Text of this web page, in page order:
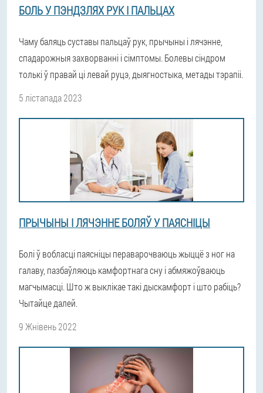
БОЛЬ У ПЭНДЗЛЯХ РУК І ПАЛЬЦАХ
Чаму баляць суставы пальцаў рук, прычыны і лячэнне,
спадарожныя захворванні і сімптомы. Болевы сіндром
толькі ў правай ці левай руцэ, дыягностыка, метады тэрапіі.
5 лістапада 2023
ПРЫЧЫНЫ І ЛЯЧЭННЕ БОЛЯЎ У ПАЯСНІЦЫ
Болі ў вобласці паясніцы пераварочваюць жыццё з ног на
галаву, пазбаўляюць камфортнага сну і абмяжоўваюць
магчымасці. Што ж выклікае такі дыскамфорт і што рабіць?
Чытайце далей.
9 Жнівень 2022